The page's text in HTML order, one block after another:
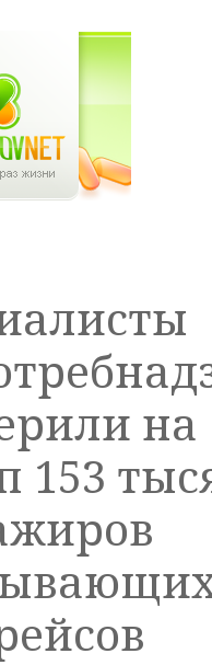
на
153